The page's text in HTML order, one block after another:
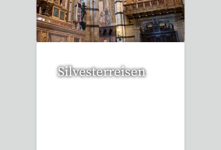
112 Reisen gefunden
Silvesterreisen